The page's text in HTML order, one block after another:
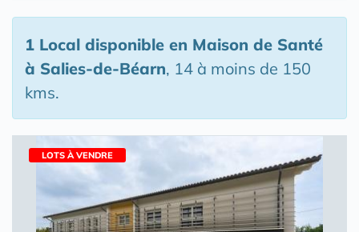
1 Local disponible en Maison de Santé
à Salies-de-Béarn, 14 à moins de 150
kms.
LOTS À VENDRE